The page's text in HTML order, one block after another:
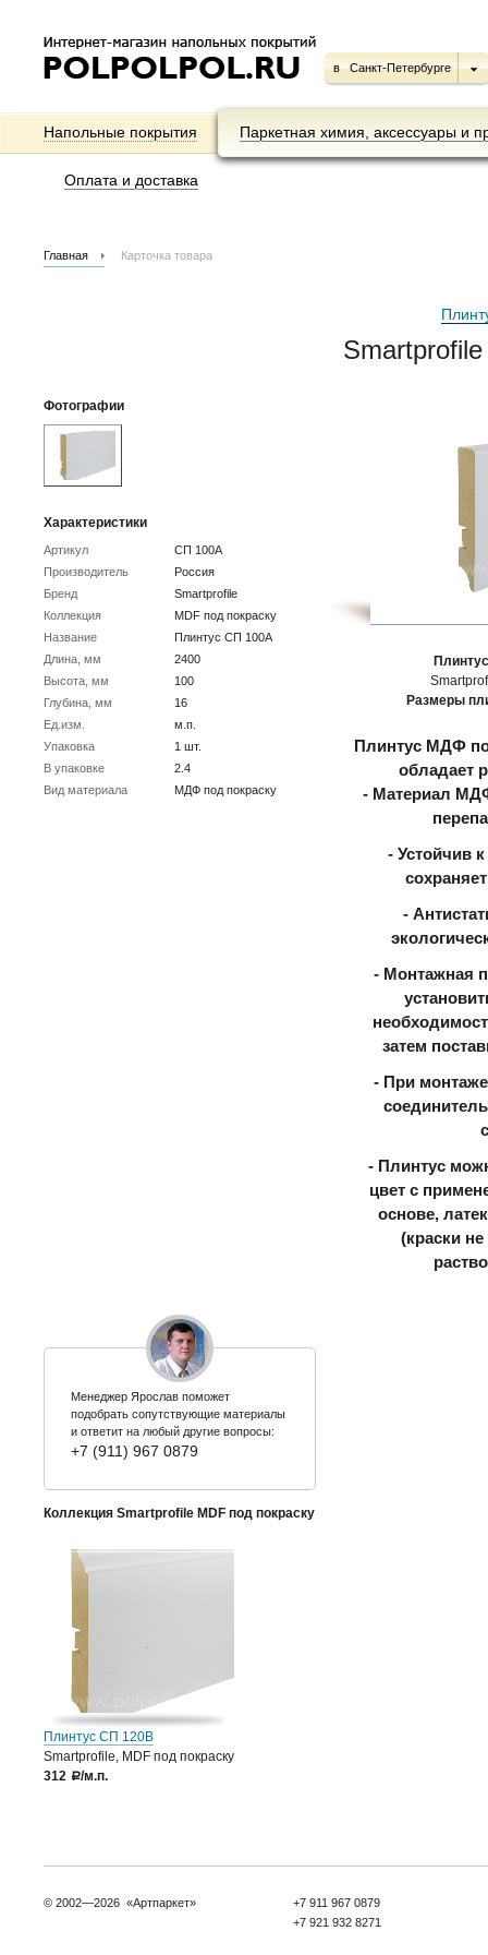
в Санкт-Петербурге
Напольные покрытия Паркетная химия, аксессуары и
Оплата и доставка
Главная Карточка товара
Фотографии
Характеристики
Артикул
СП 100А
Производитель
Россия
Бренд
Smartprofile
Коллекция
MDF под покраску
Название
Плинтус СП 100А
Длина, мм
2400
Высота, мм
100
Глубина, мм
16
Ед.изм.
м.п.
Упаковка
1 шт.
В упаковке
2.4
Вид материала
МДФ под покраску
Размеры
Плинтус МДФ
обладает
- Материал
- Устойчив
-
- Монтажная
затем
- При
- Плинтус
цвет с
основе,
(краски
Менеджер Ярослав поможет
подобрать сопутствующие материалы
и ответит на любый другие вопросы:
+7 (911) 967 0879
Коллекция Smartprofile MDF под покраску
Плинтус СП 120В
Smartprofile, MDF под покраску
312
a/м.п.
© 2002—2026 «Артпаркет»
+7 911 967 0879
+7 921 932 8271